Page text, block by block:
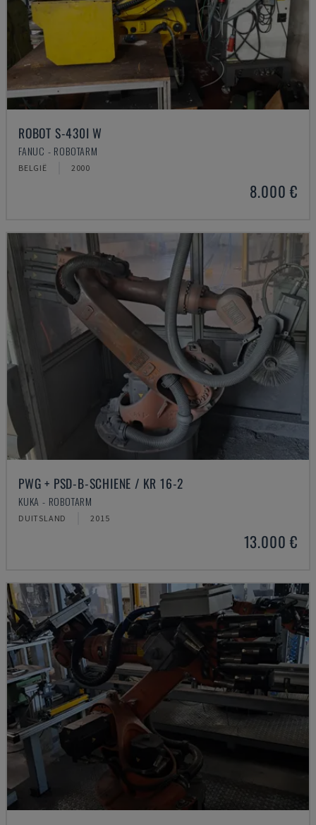
ROBOT S-430I W
FANUC - ROBOTARM
BELGIË 2000
8.000 €
PWG + PSD-B-SCHIENE / KR 16-2
KUKA - ROBOTARM
DUITSLAND 2015
13.000 €